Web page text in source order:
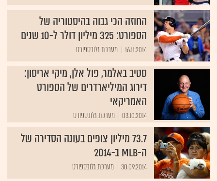
החוזה הכי גבוה בהיסטוריה של
הספורט: 325 מיליון דולר ל-10 שנים
16.11.2014 מערכת גלובספורט
סטיב באלמר, פול אלן, מיקי אריסון:
דירוג המיליארדרים של הספורט
האמריקאי
03.10.2014 מערכת גלובספורט
73.7 מיליון צופים בעונה הסדירה של
ה-MLB ב-2014
30.09.2014 מערכת גלובספורט